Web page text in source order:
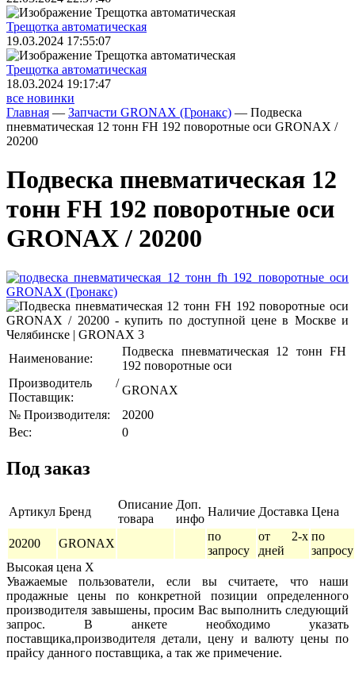
Трещoтка автоматическая
19.03.2024 17:55:07
Трещoтка автоматическая
18.03.2024 19:17:47
все новинки
Главная — Запчасти GRONAX (Гронакс) — Подвеска
пневматическая 12 тонн FH 192 поворотные оси GRONAX /
20200
Подвеска пневматическая 12
тонн FH 192 поворотные оси
GRONAX / 20200
Наименование:
Подвеска пневматическая 12 тонн FH
192 поворотные оси
Производитель /
Поставщик:
GRONAX
№ Производителя:
20200
Вес:
0
Под заказ
Артикул Бренд
Описание
товара
Доп.
инфо
Наличие Доставка Цена
20200 GRONAX
по
запросу
от 2-х
дней
по
запросу
Высокая цена X
Уважаемые пользователи, если вы считаете, что наши
продажные цены по конкретной позиции определенного
производителя завышены, просим Вас выполнить следующий
запрос. В анкете необходимо указать
поставщика,производителя детали, цену и валюту цены по
прайсу данного поставщика, а так же примечение.